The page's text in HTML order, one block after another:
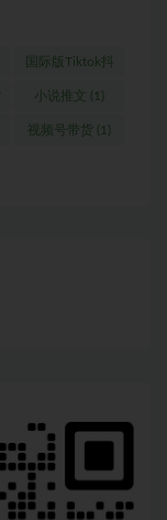
国际版Tiktok抖
音运营(1)
小说推文 (1)
视频号带货 (1)